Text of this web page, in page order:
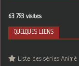
63 793 visites
QUELQUES LIENS
Liste des séries Animé